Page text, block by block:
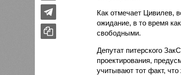
Как отмечает Цивилев,
ожидание, в то время
свободными.
Депутат питерского
проектирования,
учитывают тот факт,